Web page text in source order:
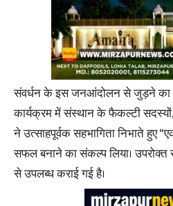
संवर्धन के इस जनआंदोलन से जुड़ने का
कार्यक्रम में संस्थान के फैकल्टी सदस्यों,
ने उत्साहपूर्वक सहभागिता निभाते हुए
सफल बनाने का संकल्प लिया। उपरोक्त
से उपलब्ध कराई गई है।